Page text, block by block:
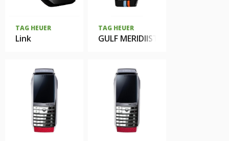
TAG HEUER
Link
TAG HEUER
GULF MERIDIIST